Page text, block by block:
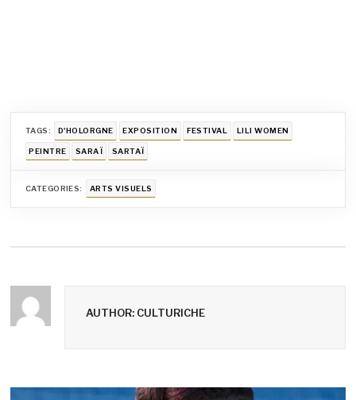
TAGS: D'HOLORGNE EXPOSITION FESTIVAL LILI WOMEN
PEINTRE SARAÏ SARTAÏ
CATEGORIES: ARTS VISUELS
AUTHOR: CULTURICHE